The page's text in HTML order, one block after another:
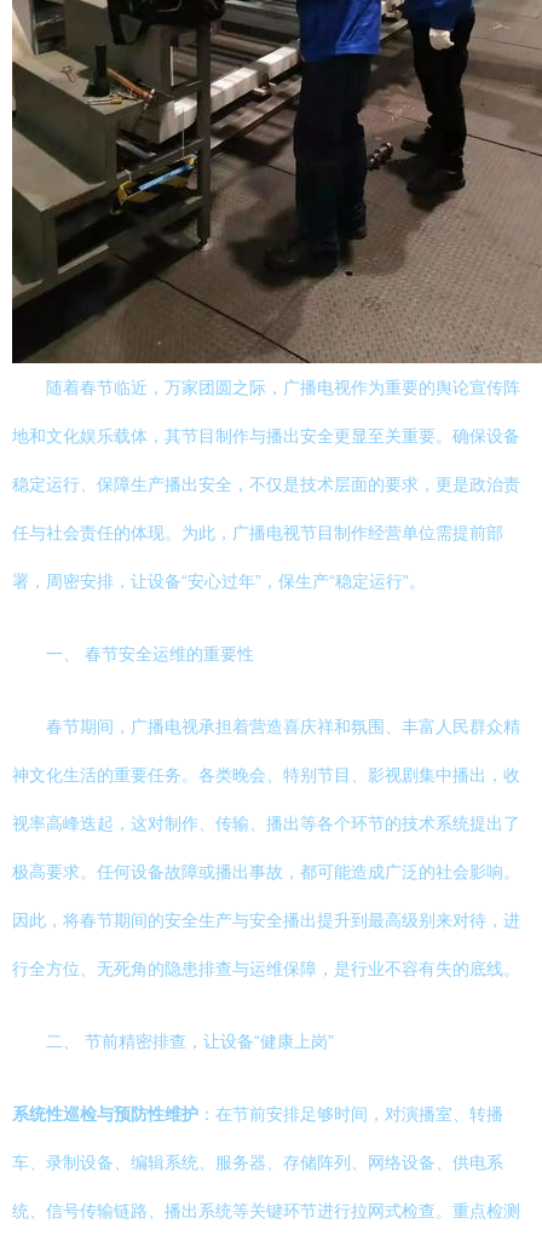
随着春节临近，万家团圆之际，广播电视作为重要的舆论宣传阵
地和文化娱乐载体，其节目制作与播出安全更显至关重要。确保设备
稳定运行、保障生产播出安全，不仅是技术层面的要求，更是政治责
任与社会责任的体现。为此，广播电视节目制作经营单位需提前部
署，周密安排，让设备“安心过年”，保生产“稳定运行”。
一、 春节安全运维的重要性
春节期间，广播电视承担着营造喜庆祥和氛围、丰富人民群众精
神文化生活的重要任务。各类晚会、特别节目、影视剧集中播出，收
视率高峰迭起，这对制作、传输、播出等各个环节的技术系统提出了
极高要求。任何设备故障或播出事故，都可能造成广泛的社会影响。
因此，将春节期间的安全生产与安全播出提升到最高级别来对待，进
行全方位、无死角的隐患排查与运维保障，是行业不容有失的底线。
二、 节前精密排查，让设备“健康上岗”
系统性巡检与预防性维护 ：在节前安排足够时间，对演播室、转播
车、录制设备、编辑系统、服务器、存储阵列、网络设备、供电系
统、信号传输链路、播出系统等关键环节进行拉网式检查。重点检测